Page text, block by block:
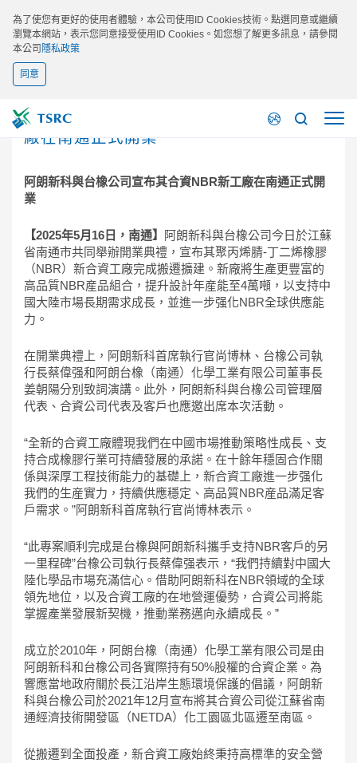
為了使您有更好的使用者體驗，本公司使用ID Cookies技術。點選同意或繼續
瀏覽本網站，表示您同意接受使用ID Cookies。如您想了解更多訊息，請參閱
本公司 隱私政策
同意
阿朗新科與台橡公司宣布其合資NBR新工
廠在南通正式開業
阿朗新科與台橡公司宣布其合資NBR新工廠在南通正式開
業
【2025年5月 16 日，南通】
阿朗新科與台橡公司今日於江蘇
省南通市共同舉辦開業典禮，宣布其聚丙烯腈-丁二烯橡膠
（NBR）新合資工廠完成搬遷擴建。新廠將生產更豐富的
高品質NBR産品組合，提升設計年産能至4萬噸，以支持中
國大陸市場長期需求成長，並進一步强化NBR全球供應能
力。
在開業典禮上，阿朗新科首席執行官尚博林、台橡公司執
行長蔡偉强和阿朗台橡（南通）化學工業有限公司董事長
姜朝陽分別致詞演講。此外，阿朗新科與台橡公司管理層
代表、合資公司代表及客戶也應邀出席本次活動。
“全新的合資工廠體現我們在中國市場推動策略性成長、支
持合成橡膠行業可持續發展的承諾。在十餘年穩固合作關
係與深厚工程技術能力的基礎上，新合資工廠進一步强化
我們的生産實力，持續供應穩定、高品質NBR産品滿足客
戶需求。”阿朗新科首席執行官尚博林表示。
“此專案順利完成是台橡與阿朗新科攜手支持NBR客戶的另
一里程碑”台橡公司執行長蔡偉强表示，“我們持續對中國大
陸化學品市場充滿信心。借助阿朗新科在NBR領域的全球
領先地位，以及合資工廠的在地營運優勢，合資公司將能
掌握產業發展新契機，推動業務邁向永續成長。”
成立於2010年，阿朗台橡（南通）化學工業有限公司是由
阿朗新科和台橡公司各實際持有50%股權的合資企業。為
響應當地政府關於長江沿岸生態環境保護的倡議，阿朗新
科與台橡公司於2021年12月宣布將其合資公司從江蘇省南
通經濟技術開發區（NETDA）化工園區北區遷至南區。
從搬遷到全面投產，新合資工廠始終秉持高標準的安全營